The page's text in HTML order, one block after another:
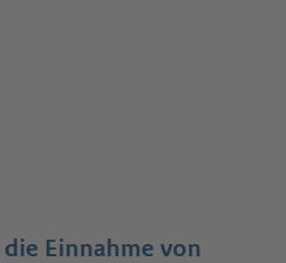
Einnahme von